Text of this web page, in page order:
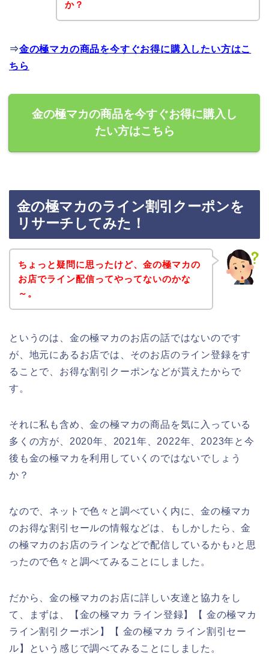
か？
⇒金の極マカの商品を今すぐお得に購入したい方はこ
ちら
金の極マカの商品を今すぐお得に購入し
たい方はこちら
金の極マカのライン割引クーポンを
リサーチしてみた！
ちょっと疑問に思ったけど、金の極マカの
お店でライン配信ってやってないのかな
～。
というのは、金の極マカのお店の話ではないのです
が、地元にあるお店では、そのお店のライン登録をす
ることで、お得な割引クーポンなどが貰えたからで
す。
それに私も含め、金の極マカの商品を気に入っている
多くの方が、2020年、2021年、2022年、2023年と今
後も金の極マカを利用していくのではないでしょう
か？
なので、ネットで色々と調べていく内に、金の極マカ
のお得な割引セールの情報などは、もしかしたら、金
の極マカのお店のラインなどで配信しているかも♪と思
ったので色々と調べてみることにしました。
だから、金の極マカのお店に詳しい友達と協力をし
て、まずは、【金の極マカ ライン登録】【 金の極マカ
ライン割引クーポン】【 金の極マカ ライン割引セー
ル】という感じで調べてみることにしました。